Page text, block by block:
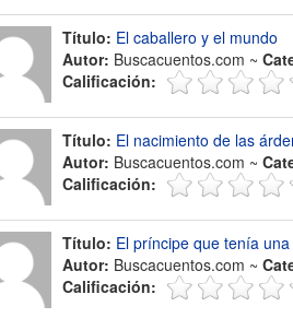
Título: El caballero y el mundo
Autor: Buscacuentos.com ~
Calificación:
Título: El nacimiento de las
Autor: Buscacuentos.com ~
Calificación:
Título: El príncipe que tenía
Autor: Buscacuentos.com ~
Calificación: